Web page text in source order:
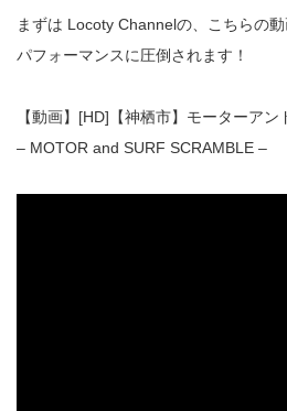
まずは Locoty Channelの、こちらの
パフォーマンスに圧倒されます！
【動画】[HD]【神栖市】モーターア
– MOTOR and SURF SCRAMBLE –